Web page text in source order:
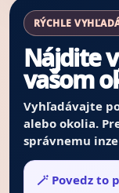
RÝCHLE
Nájdite
vašom
Vyhľadávajte
alebo okolia.
správnemu
🪄 Povedz to